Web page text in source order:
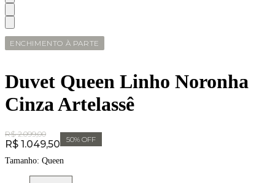
ENCHIMENTO À PARTE
Duvet Queen Linho Noronha
Cinza Artelassê
Original Price:
R$ 2.099,00
Price:
R$ 1.049,50 50% OFF
Tamanho: Queen